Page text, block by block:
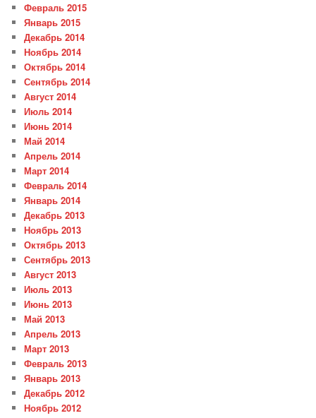
Февраль 2015
Январь 2015
Декабрь 2014
Ноябрь 2014
Октябрь 2014
Сентябрь 2014
Август 2014
Июль 2014
Июнь 2014
Май 2014
Апрель 2014
Март 2014
Февраль 2014
Январь 2014
Декабрь 2013
Ноябрь 2013
Октябрь 2013
Сентябрь 2013
Август 2013
Июль 2013
Июнь 2013
Май 2013
Апрель 2013
Март 2013
Февраль 2013
Январь 2013
Декабрь 2012
Ноябрь 2012